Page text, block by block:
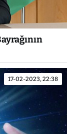
17-02-2023, 22:38